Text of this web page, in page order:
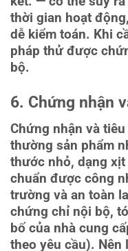
thời gian hoạt
dễ kiểm toán. Khi
pháp thử được
bộ.
6. Chứng nhận
Chứng nhận và
thường sản phẩm
thước nhỏ, dạng
chuẩn được công
trường và an toàn
chứng chỉ nội bộ,
bố của nhà cung
theo yêu cầu).